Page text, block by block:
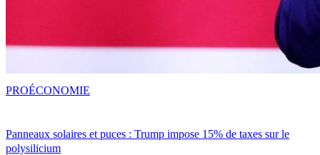
Panneaux solaires et puces : Trump impose 15% de taxes sur le
polysilicium
PROÉCONOMIE